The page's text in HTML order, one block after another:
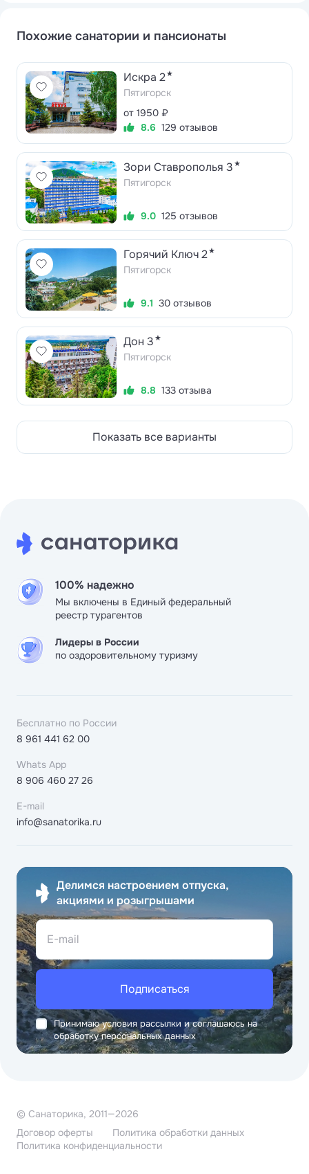
Похожие санатории и пансионаты
Искра 2★
Пятигорск
от 1950 ₽
8.6 129 отзывов
Зори Ставрополья 3 ★
Пятигорск
9.0 125 отзывов
Горячий Ключ 2★
Пятигорск
9.1 30 отзывов
Дон 3 ★
Пятигорск
8.8 133 отзыва
Показать все варианты
100% надежно
Мы включены в Единый федеральный
реестр турагентов
Лидеры в России
по оздоровительному туризму
Бесплатно по России
8 961 441 62 00
Whats App
8 906 460 27 26
E-mail
info@sanatorika.ru
Делимся настроением отпуска,
акциями и розыгрышами
E-mail
Подписаться
Принимаю условия рассылки и соглашаюсь на
обработку персональных данных
© Санаторика, 2011—2026
Договор оферты
Политика обработки данных
Политика конфиденциальности